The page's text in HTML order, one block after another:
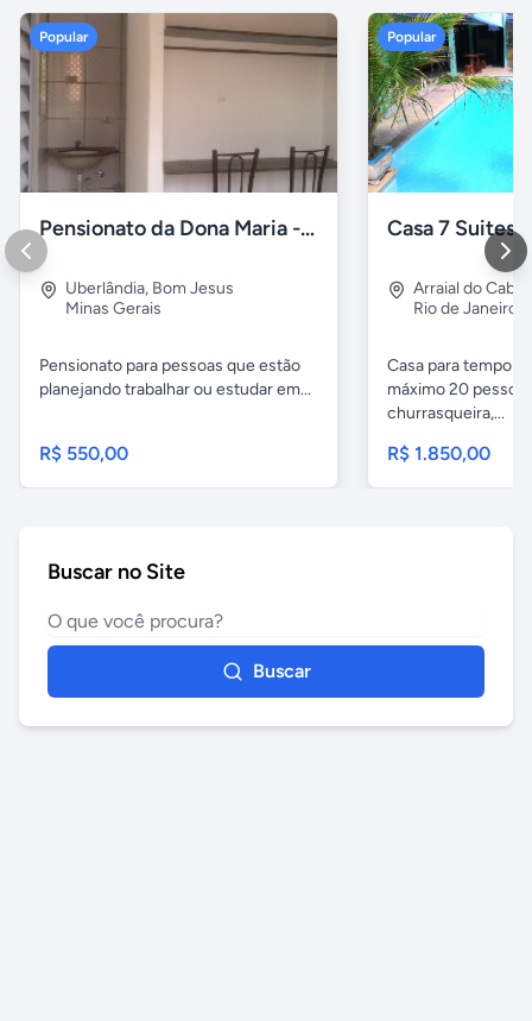
Popular
Pensionato da Dona Maria - Uberlândia/MG
Uberlândia, Bom Jesus
Minas Gerais
Pensionato para pessoas que estão
planejando trabalhar ou estudar em...
R$ 550,00
Popular
Arraial do Cabo
Rio de Janeiro
Casa para
máximo 20
churrasqueira,...
R$ 1.850,00
Buscar no Site
Buscar